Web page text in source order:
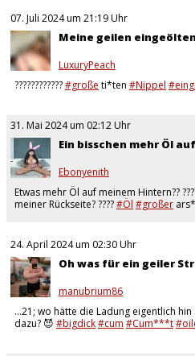
07. Juli 2024 um 21:19 Uhr
Meine geilen eingeölten
LuxuryPeach
????????????#große ti*ten #Nippel
31. Mai 2024 um 02:12 Uhr
Ein bisschen mehr Öl
Ebonyenith
Etwas mehr Öl auf meinem Hintern??
meiner Rückseite? ????#Öl #großer
24. April 2024 um 02:30 Uhr
Oh was für ein geiler
manubrium86
…21; wo hätte die Ladung eigentlich
dazu? 😈 #bigdick#cum #Cum***t